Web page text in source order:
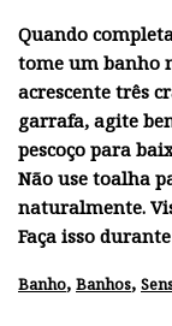
Quando
tome um banho
acrescente três
garrafa, agite
pescoço para
Não use toalha
naturalmente.
Faça isso
Banho, Banhos,